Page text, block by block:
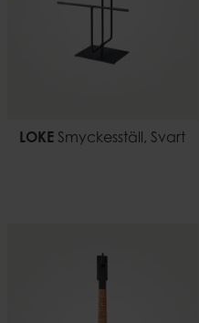
LOKE Smyckesställ, Svart